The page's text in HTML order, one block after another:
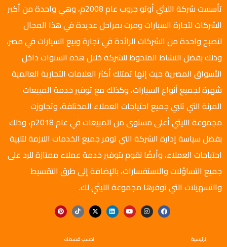
تأسست شركة الليثي أوتو جروب عام 2008م، وهي واحدة من أكبر
الشركات لتجارة السيارات ومرت بمراحل عديدة في هذا المجال
لتصبح واحدة من الشركات الرائدة في تجارة وبيع السيارات في مصر،
وذلك بفضل النشاط الملحوظ للشركة خلال هذه السنوات داخل
الأسواق المصرية حيث إنها تمتلك أكثر العلامات التجارية العالمية
شهرة لجميع أنواع السيارات، وكذلك مع توفير خدمة المبيعات
المرنة التي تلبي جميع احتياجات العملاء المختلفة، وتجاوزت
مجموعة الليثي أعلى مستوى من المبيعات في عام 2018م، وذلك
بفضل سياسة إدارة الشركة التي توفر جميع الخدمات اللازمة لتلبية
احتياجات العملاء، وأيضًا نقوم بتوفير خدمة عملاء ممتازة للرد على
جميع التساؤلات والاستفسارات، بالإضافة إلى طرق التقسيط
والتسهيلات التي توفرها مجموعة الليثي لك.
الرئيسية احسب قسطك